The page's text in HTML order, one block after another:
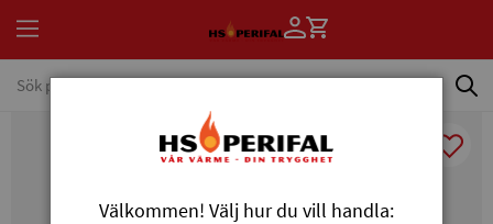
Välkommen! Välj hur du vill handla: